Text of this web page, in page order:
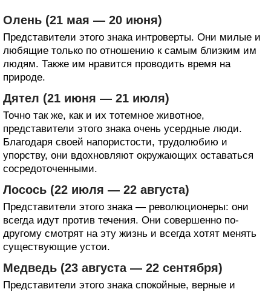
Олень (21 мая — 20 июня)
Представители этого знака интроверты. Они милые и
любящие только по отношению к самым близким им
людям. Также им нравится проводить время на
природе.
Дятел (21 июня — 21 июля)
Точно так же, как и их тотемное животное,
представители этого знака очень усердные люди.
Благодаря своей напористости, трудолюбию и
упорству, они вдохновляют окружающих оставаться
сосредоточенными.
Лосось (22 июля — 22 августа)
Представители этого знака — революционеры: они
всегда идут против течения. Они совершенно по-
другому смотрят на эту жизнь и всегда хотят менять
существующие устои.
Медведь (23 августа — 22 сентября)
Представители этого знака спокойные, верные и